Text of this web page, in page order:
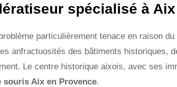
spécialisé à
particulièrement tenace en raison
anfractuosités des bâtiments historiques,
Le centre historique aixois, avec ses
souris Aix en Provence.